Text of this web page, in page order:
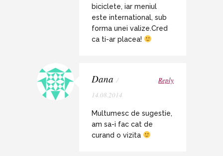
biciclete, iar meniul
este international, sub
forma unei valize.Cred
ca ti-ar placea!
Dana /
14.08.2014
Reply
Multumesc de sugestie,
am sa-i fac cat de
curand o vizita